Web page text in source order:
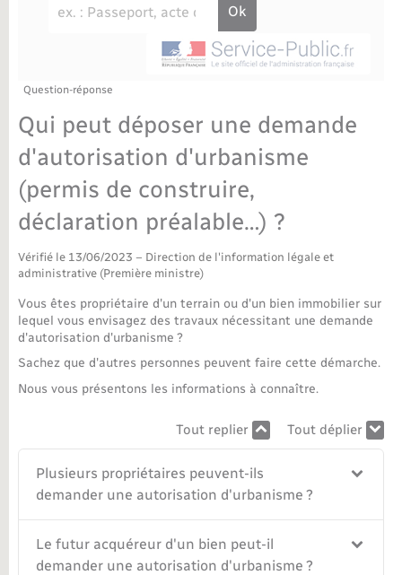
Recensement militaire
Concessions funéraires
Info jeunes
Maison des jeunes (11-17 ans)
Associations
Sport
Tourisme
Nouvelle activité
Bornes de recharge électrique
Travaux - Autorisation d’occupation de l’espace
Agenda
Budget
La Communauté de communes
Plan interactif
Question-réponse
Qui peut déposer une demande
d'autorisation d'urbanisme
(permis de construire,
déclaration préalable…) ?
Vérifié le 13/06/2023 – Direction de l'information légale et
administrative (Première ministre)
Vous êtes propriétaire d'un terrain ou d'un bien immobilier sur
lequel vous envisagez des travaux nécessitant une demande
d'autorisation d'urbanisme ?
Sachez que d'autres personnes peuvent faire cette démarche.
Nous vous présentons les informations à connaître.
Tout replier Tout déplier
Plusieurs propriétaires peuvent-ils
demander une autorisation d'urbanisme ?
Le futur acquéreur d'un bien peut-il
demander une autorisation d'urbanisme ?